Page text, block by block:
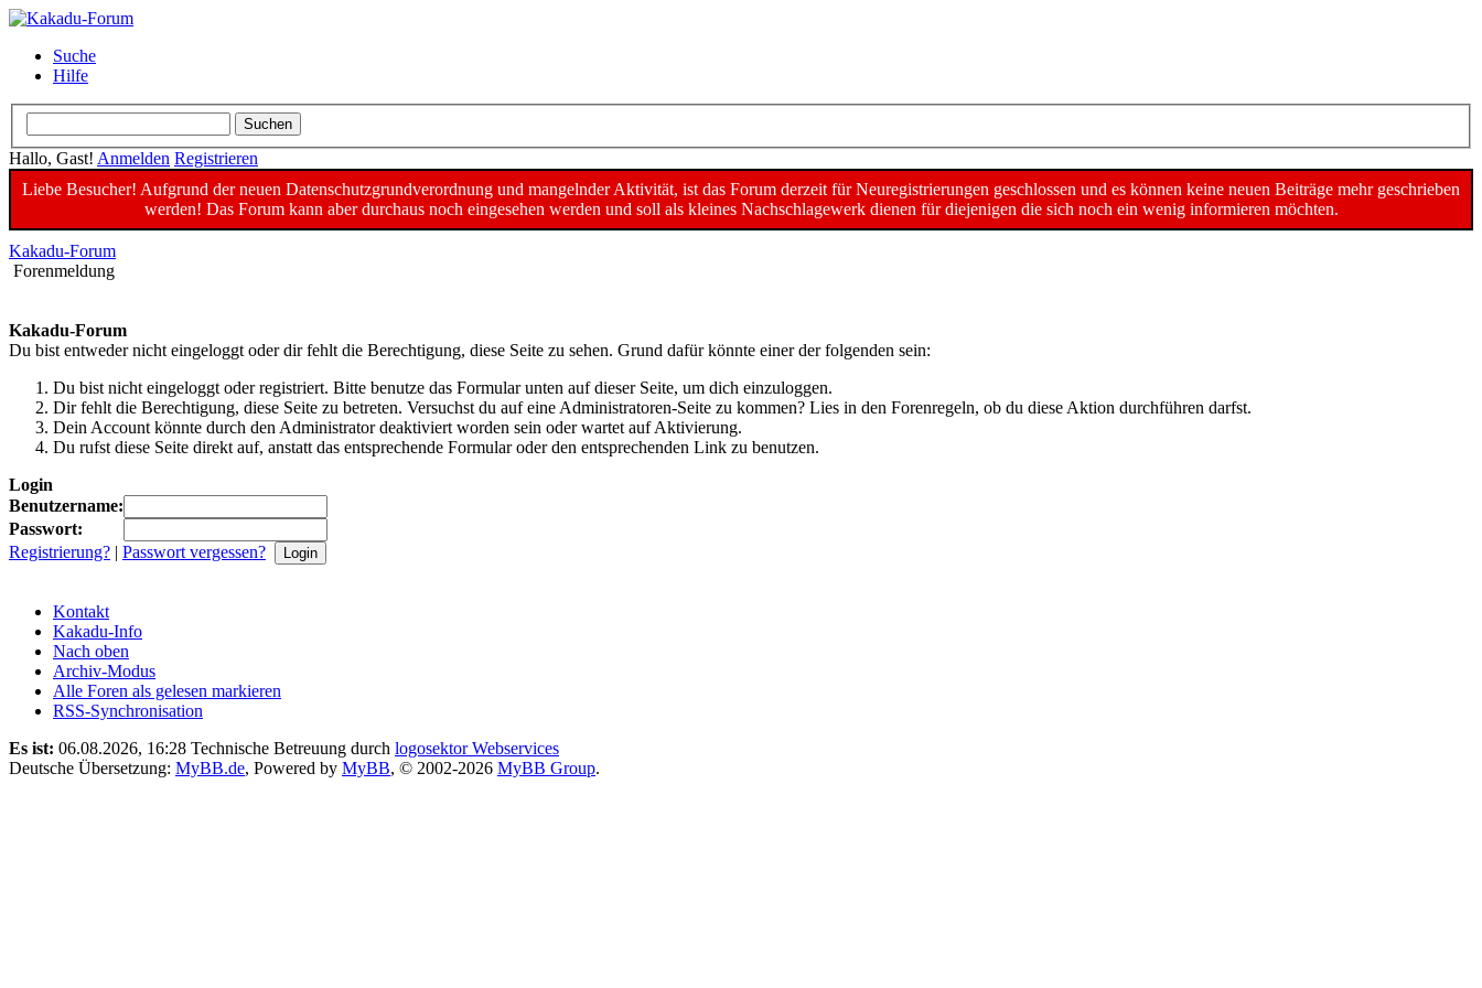
Suche
Hilfe
Hallo, Gast! Anmelden Registrieren
Liebe Besucher! Aufgrund der neuen Datenschutzgrundverordnung und mangelnder Aktivität, ist das Forum derzeit für Neuregistrierungen geschlossen und es können keine neuen Beiträge mehr geschrieben
werden! Das Forum kann aber durchaus noch eingesehen werden und soll als kleines Nachschlagewerk dienen für diejenigen die sich noch ein wenig informieren möchten.
Kakadu-Forum
Forenmeldung
Kakadu-Forum
Du bist entweder nicht eingeloggt oder dir fehlt die Berechtigung, diese Seite zu sehen. Grund dafür könnte einer der folgenden sein:
Du bist nicht eingeloggt oder registriert. Bitte benutze das Formular unten auf dieser Seite, um dich einzuloggen.
Dir fehlt die Berechtigung, diese Seite zu betreten. Versuchst du auf eine Administratoren-Seite zu kommen? Lies in den Forenregeln, ob du diese Aktion durchführen darfst.
Dein Account könnte durch den Administrator deaktiviert worden sein oder wartet auf Aktivierung.
Du rufst diese Seite direkt auf, anstatt das entsprechende Formular oder den entsprechenden Link zu benutzen.
Login
Benutzername:
Passwort:
Registrierung? | Passwort vergessen?
Kontakt
Kakadu-Info
Nach oben
Archiv-Modus
Alle Foren als gelesen markieren
RSS-Synchronisation
Es ist: 06.08.2026, 16:28 Technische Betreuung durch logosektor Webservices
Deutsche Übersetzung: MyBB.de, Powered by MyBB, © 2002-2026 MyBB Group.